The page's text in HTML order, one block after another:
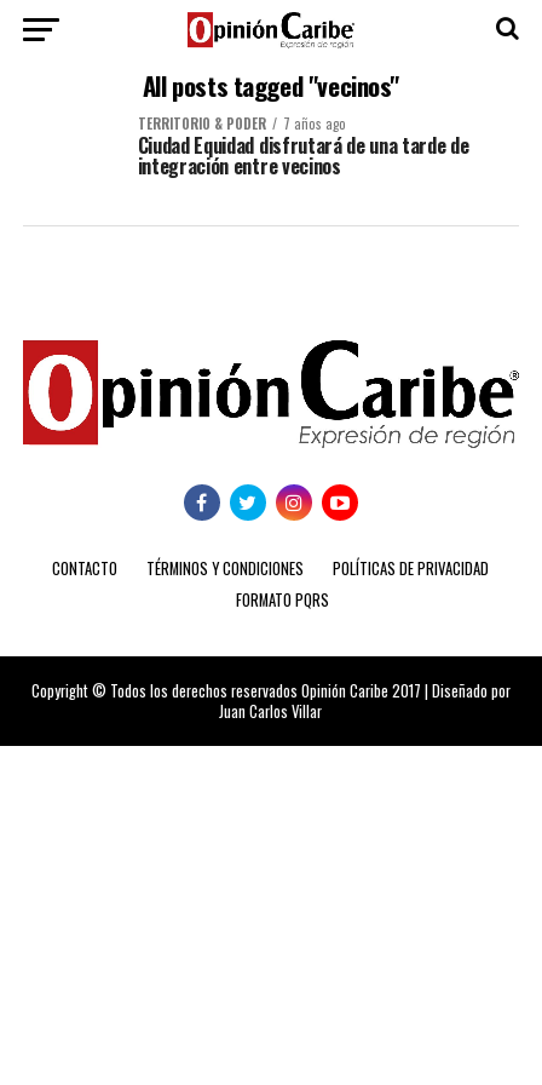
All posts tagged "vecinos"
TERRITORIO & PODER 7 años ago
Ciudad Equidad disfrutará de una tarde de
integración entre vecinos
CONTACTO TÉRMINOS Y CONDICIONES
POLÍTICAS DE PRIVACIDAD
FORMATO PQRS
Copyright © Todos los derechos reservados Opinión Caribe 2017 | Diseñado por
Juan Carlos Villar